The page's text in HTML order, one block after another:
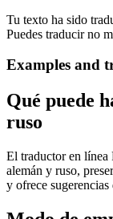
Tu texto ha sido
Puedes traducir no
Examples and
Qué puede
ruso
El traductor en línea
alemán y ruso,
y ofrece